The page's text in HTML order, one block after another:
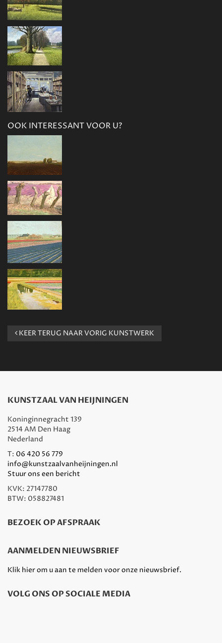
OOK INTERESSANT VOOR U?
KEER TERUG NAAR VORIG KUNSTWERK
KUNSTZAAL VAN HEIJNINGEN
Koninginnegracht 139
2514 AM Den Haag
Nederland
T: 06 420 56 779
info@kunstzaalvanheijningen.nl
Stuur ons een bericht
KVK: 27147780
BTW: 058827481
BEZOEK OP AFSPRAAK
AANMELDEN NIEUWSBRIEF
Klik hier om u aan te melden voor onze nieuwsbrief.
VOLG ONS OP SOCIALE MEDIA